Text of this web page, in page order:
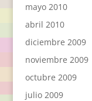
mayo 2010
abril 2010
diciembre 2009
noviembre 2009
octubre 2009
julio 2009